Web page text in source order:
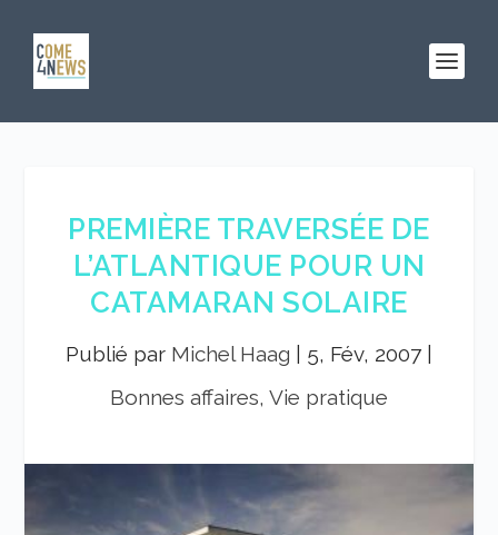
PREMIÈRE TRAVERSÉE DE
L’ATLANTIQUE POUR UN
CATAMARAN SOLAIRE
Publié par Michel Haag 5, Fév, 2007
Bonnes affaires, Vie pratique